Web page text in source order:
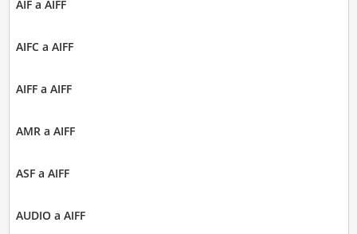
AIF a AIFF
AIFC a AIFF
AIFF a AIFF
AMR a AIFF
ASF a AIFF
AUDIO a AIFF